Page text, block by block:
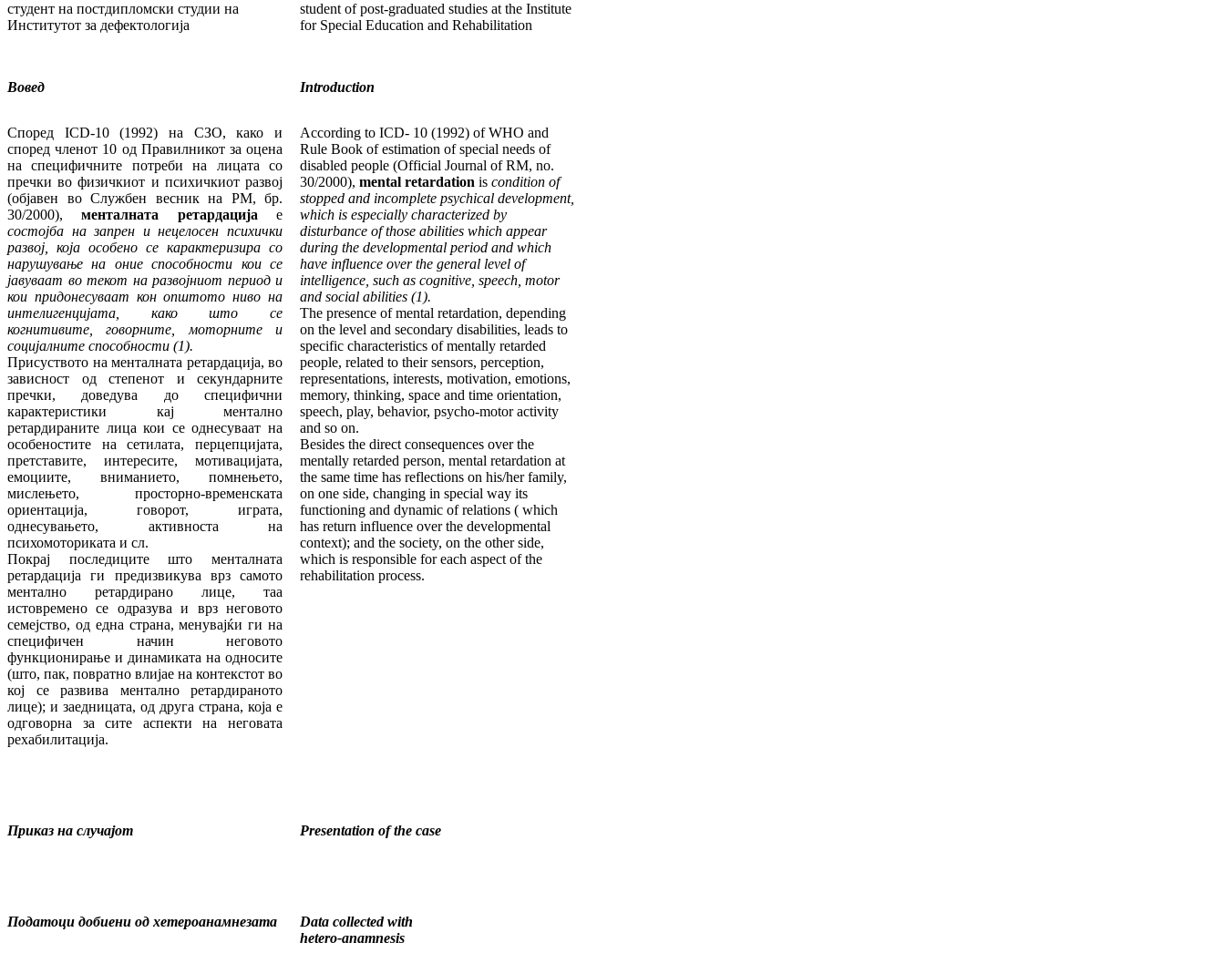
студент на постдипломски студии на
Институтот за дефектологија
student of post-graduated studies at the Institute
for Special Education and Rehabilitation
Вовед Introduction
Според ICD-10 (1992) на СЗО, како и
според членот 10 од Правилникот за оцена
на специфичните потреби на лицата со
пречки во физичкиот и психичкиот развој
(објавен во Службен весник на РМ, бр.
30/2000),менталната ретардација е
состојба на запрен и нецелосен психички
развој, која особено се карактеризира со
нарушување на оние способности кои се
јавуваат во текот на развојниот период и
кои придонесуваат кон општото ниво на
интелигенцијата, како што се
когнитивите, говорните, моторните и
социјалните способности (1).
Присуството на менталната ретардација, во
зависност од степенот и секундарните
пречки, доведува до специфични
карактеристики кај ментално
ретардираните лица кои се однесуваат на
особеностите на сетилата, перцепцијата,
претставите, интересите, мотивацијата,
емоциите, вниманието, помнењето,
мислењето, просторно-временската
ориентација, говорот, играта,
однесувањето, активноста на
психомоториката и сл.
Покрај последиците што менталната
ретардација ги предизвикува врз самото
ментално ретардирано лице, таа
истовремено се одразува и врз неговото
семејство, од една страна, менувајќи ги на
специфичен начин неговото
функционирање и динамиката на односите
(што, пак, повратно влијае на контекстот во
кој се развива ментално ретардираното
лице); и заедницата, од друга страна, која е
одговорна за сите аспекти на неговата
рехабилитација.
According to ICD- 10 (1992) of WHO and
Rule Book of estimation of special needs of
disabled people (Official Journal of RM, no.
30/2000), mental retardation is condition of
stopped and incomplete psychical development,
which is especially characterized by
disturbance of those abilities which appear
during the developmental period and which
have influence over the general level of
intelligence, such as cognitive, speech, motor
and social abilities (1).
The presence of mental retardation, depending
on the level and secondary disabilities, leads to
specific characteristics of mentally retarded
people, related to their sensors, perception,
representations, interests, motivation, emotions,
memory, thinking, space and time orientation,
speech, play, behavior, psycho-motor activity
and so on.
Besides the direct consequences over the
mentally retarded person, mental retardation at
the same time has reflections on his/her family,
on one side, changing in special way its
functioning and dynamic of relations ( which
has return influence over the developmental
context); and the society, on the other side,
which is responsible for each aspect of the
rehabilitation process.
Приказ на случајот Presentation of the case
Податоци добиени од хетероанамнезата
Data collected with
hetero-anamnesis